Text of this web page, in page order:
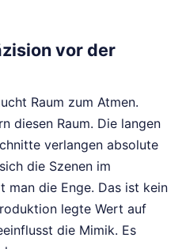
vor der
Raum zum Atmen.
diesen Raum. Die langen
verlangen absolute
die Szenen im
man die Enge. Das ist kein
legte Wert auf
die Mimik. Es